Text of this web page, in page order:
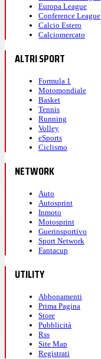
Europa League
Conference League
Calcio Estero
Calciomercato
ALTRI SPORT
Formula 1
Motomondiale
Basket
Tennis
Running
Volley
eSports
Ciclismo
NETWORK
Auto
Autosprint
Inmoto
Motosprint
Guerinsportivo
Sport Network
Fantacup
UTILITY
Abbonamenti
Prima Pagina
Store
Pubblicità
Rss
Site Map
Registrati